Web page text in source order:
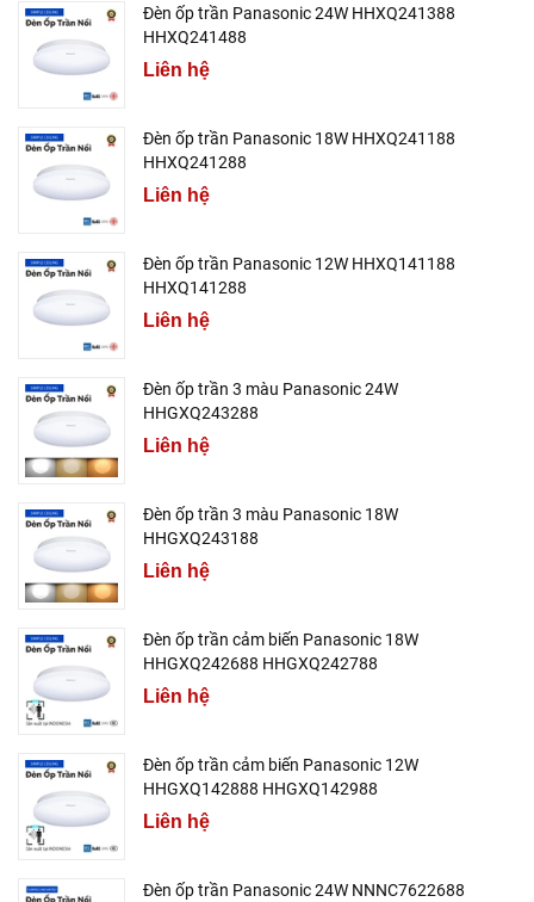
Đèn ốp trần Panasonic 24W HHXQ241388
HHXQ241488
Liên hệ
Đèn ốp trần Panasonic 18W HHXQ241188
HHXQ241288
Liên hệ
Đèn ốp trần Panasonic 12W HHXQ141188
HHXQ141288
Liên hệ
Đèn ốp trần 3 màu Panasonic 24W
HHGXQ243288
Liên hệ
Đèn ốp trần 3 màu Panasonic 18W
HHGXQ243188
Liên hệ
Đèn ốp trần cảm biến Panasonic 18W
HHGXQ242688 HHGXQ242788
Liên hệ
Đèn ốp trần cảm biến Panasonic 12W
HHGXQ142888 HHGXQ142988
Liên hệ
Đèn ốp trần Panasonic 24W NNNC7622688